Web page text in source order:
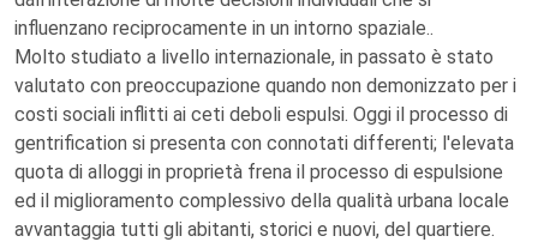
influenzano reciprocamente in un intorno spaziale..
Molto studiato a livello internazionale, in passato è stato
valutato con preoccupazione quando non demonizzato per i
costi sociali inflitti ai ceti deboli espulsi. Oggi il processo di
gentrification si presenta con connotati differenti; l'elevata
quota di alloggi in proprietà frena il processo di espulsione
ed il miglioramento complessivo della qualità urbana locale
avvantaggia tutti gli abitanti, storici e nuovi, del quartiere.